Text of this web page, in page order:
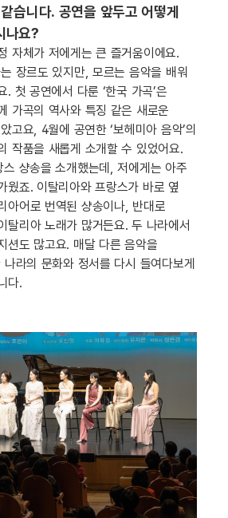
습니다. 공연을 앞두고 어떻게
나요?
자체가 저에게는 큰 즐거움이에요.
장르도 있지만, 모르는 음악을 배워
. 첫 공연에서 다룬 ‘한국 가곡’은
가곡의 역사와 특징 같은 새로운
고요, 4월에 공연한 ‘보헤미아 음악’의
작품을 새롭게 소개할 수 있었어요.
샹송을 소개했는데, 저에게는 아주
웠죠. 이탈리아와 프랑스가 바로 옆
아어로 번역된 샹송이나, 반대로
탈리아 노래가 많거든요. 두 나라에서
션도 많고요. 매달 다른 음악을
라의 문화와 정서를 다시 들여다보게
다.